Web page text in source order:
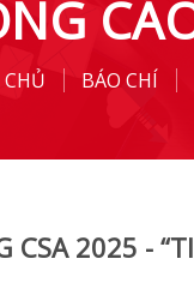
BÁO CHÍ
CSA 2025 -